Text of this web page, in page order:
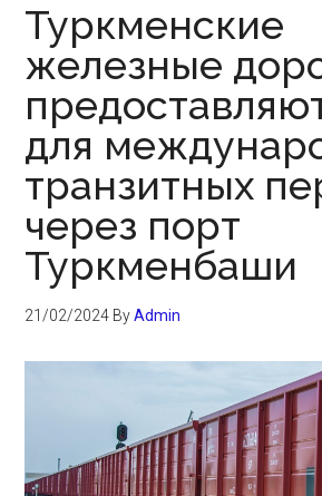
Туркменские
железные
для
транзитных
через порт
Туркменбаши
21/02/2024 ByAdmin